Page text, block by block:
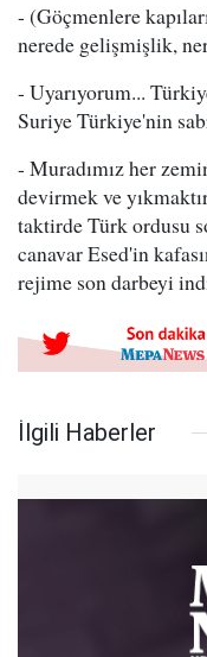
- (Göçmenlere
nerede gelişmişlik,
- Uyarıyorum...
Suriye Türkiye'nin
- Muradımız her
devirmek ve
taktirde Türk ordusu
canavar Esed'in
rejime son darbeyi
İlgili Haberler